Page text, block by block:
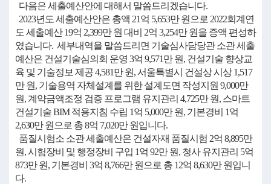
다음은 세출예산안에 대해서 말씀드리겠습니다.
2023년도 세출예산안은 총액 21억 5,653만 원으로 2022회계연
도 세출예산 19억 2,399만 원 대비 2억 3,254만 원을 증액 편성하
였습니다. 세부내역을 말씀드리면 기술심사담당관 소관 세출
예산은 건설기술심의회 운영 3억 9,571만 원, 건설기술 향상교
육 및 기술정보 제공 4,581만 원, 서울특별시 건설상 시상 1,517
만 원, 기술용역 자체설계를 위한 설계도면 작성지원 9,000만
원, 계약금액조정 검증 프로그램 유지관리 4,725만 원, 스마트
건설기술 BIM 적용지침 수립 1억 5,000만 원, 기본경비 1억
2,630만 원으로 총 8억 7,020만 원입니다.
품질시험소 소관 세출예산은 건설자재 품질시험 2억 8,895만
원, 시험장비 및 행정장비 구입 1억 92만 원, 청사 유지관리 5억
873만 원, 기본경비 3억 8,766만 원으로 총 12억 8,630만 원입니
다.